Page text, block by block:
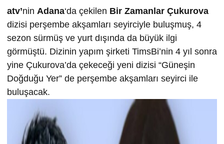
atv’nin Adana‘da çekilen Bir Zamanlar Çukurova
dizisi perşembe akşamları seyirciyle buluşmuş, 4
sezon sürmüş ve yurt dışında da büyük ilgi
görmüştü. Dizinin yapım şirketi TimsBi’nin 4 yıl sonra
yine Çukurova’da çekeceği yeni dizisi “Güneşin
Doğduğu Yer” de perşembe akşamları seyirci ile
buluşacak.